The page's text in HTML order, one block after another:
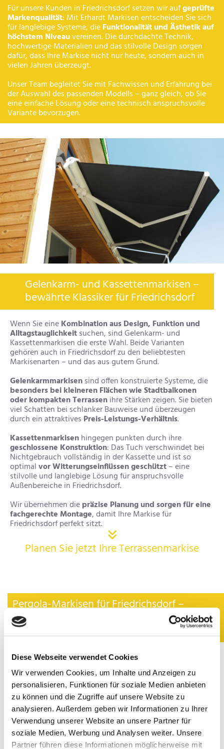
Diese Webseite verwendet Cookies
Wir verwenden Cookies, um Inhalte und Anzeigen zu
personalisieren, Funktionen für soziale Medien anbieten
zu können und die Zugriffe auf unsere Website zu
analysieren. Außerdem geben wir Informationen zu Ihrer
Verwendung unserer Website an unsere Partner für
soziale Medien, Werbung und Analysen weiter. Unsere
Partner führen diese Informationen möglicherweise mit
Für unsere Kunden in Friedrichsdorf setzen wir aufgeprüfte
Markenqualität: Mit Erhardt Markisen entscheiden Sie sich
für langlebige Systeme, dieFunktionalität und Ästhetik auf
höchstem Niveauvereinen. Die durchdachte Technik,
hochwertige Materialien und das stilvolle Design sorgen
dafür, dass Ihre Markise nicht nur heute, sondern auch in
vielen Jahren überzeugt.
Unser Team begleitet Sie mit Fachwissen und Erfahrung bei
der Auswahl des passenden Modells – ganz gleich, ob Sie
eine einfache Lösung oder eine technisch anspruchsvolle
Variante bevorzugen.
Gelenkarm- und Kassettenmarkisen –
bewährte Klassiker für Friedrichsdorf
Wenn Sie eineKombination aus Design, Funktion und
Alltagstauglichkeitsuchen, sind Gelenkarm- und
Kassettenmarkisen die erste Wahl. Beide Varianten
gehören auch in Friedrichsdorf zu den beliebtesten
Markisenarten – und das aus gutem Grund.
Gelenkarmmarkisensind offen konstruierte Systeme, die
besonders bei kleineren Flächen wie Stadtbalkonen
oder kompakten Terrassenihre Stärken zeigen. Sie bieten
viel Schatten bei schlanker Bauweise und überzeugen
durch ein attraktives Preis-Leistungs-Verhältnis.
Kassettenmarkisenhingegen punkten durch ihre
geschlossene Konstruktion: Das Tuch verschwindet bei
Nichtgebrauch vollständig in der Kassette und ist so
optimalvor Witterungseinflüssen geschützt– eine
stilvolle und langlebige Lösung für anspruchsvolle
Außenbereiche in Friedrichsdorf.
Wir übernehmen diepräzise Planung und sorgen für eine
fachgerechte Montage, damit Ihre Markise für
Friedrichsdorf perfekt sitzt.

Planen Sie jetzt Ihre Terrassenmarkise
Pergola-Markisen für Friedrichsdorf –
stabiler Wetterschutz mit
Designanspruch
Fürgroßflächige Terrassen oder freistehende
Sitzbereicheim Garten bietenPergola-Markisendie
perfekte Kombination ausStabilität und Eleganz.
Besonders in Friedrichsdorf, wo stilvolle Außenbereiche oft
Teil der Wohnkultur sind, sind diese Systeme eine beliebte
Lösung für windfeste Beschattung mit architektonischem
Charakter.
Dank ihrerfesten Führung und stabilen